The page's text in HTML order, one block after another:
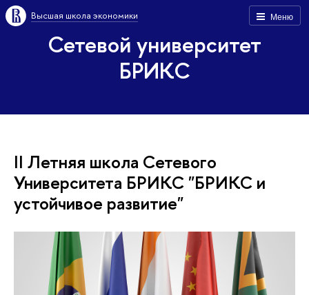
Меню
Высшая школа экономики
Сетевой университет
БРИКС
II Летняя школа Сетевого
Университета БРИКС "БРИКС и
устойчивое развитие"